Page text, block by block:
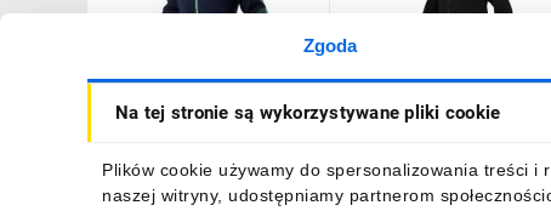
Zgoda
Na tej stronie są wykorzystywane pliki cookie
Plików cookie używamy do spersonalizowania treści
naszej witryny, udostępniamy partnerom
Polar roboczy PREMIUM
wzmocnienia z Cordury
115,03 zł brutto
Polar roboczy BASIC,
czarny, rozmiar L 81-509-L
60,21 zł brutto